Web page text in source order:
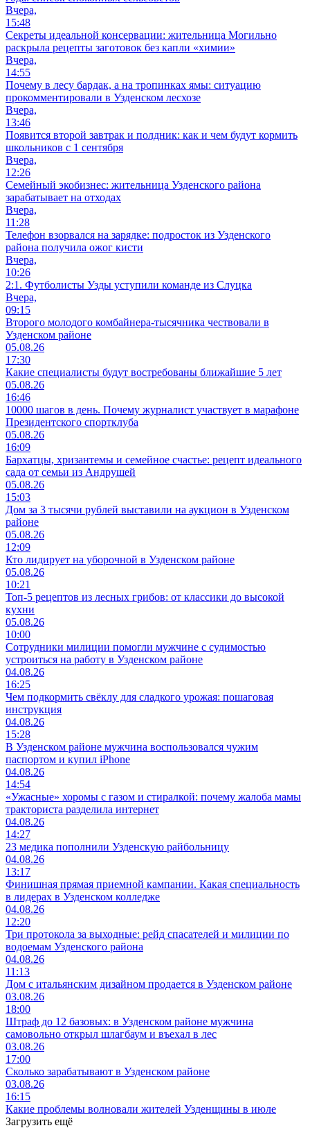
Вчера,
15:48
Секреты идеальной консервации: жительница Могильно
раскрыла рецепты заготовок без капли «химии»
Вчера,
14:55
Почему в лесу бардак, а на тропинках ямы: ситуацию
прокомментировали в Узденском лесхозе
Вчера,
13:46
Появится второй завтрак и полдник: как и чем будут кормить
школьников с 1 сентября
Вчера,
12:26
Семейный экобизнес: жительница Узденского района
зарабатывает на отходах
Вчера,
11:28
Телефон взорвался на зарядке: подросток из Узденского
района получила ожог кисти
Вчера,
10:26
2:1. Футболисты Узды уступили команде из Слуцка
Вчера,
09:15
Второго молодого комбайнера-тысячника чествовали в
Узденском районе
05.08.26
17:30
Какие специалисты будут востребованы ближайшие 5 лет
05.08.26
16:46
10000 шагов в день. Почему журналист участвует в марафоне
Президентского спортклуба
05.08.26
16:09
Бархатцы, хризантемы и семейное счастье: рецепт идеального
сада от семьи из Андрушей
05.08.26
15:03
Дом за 3 тысячи рублей выставили на аукцион в Узденском
районе
05.08.26
12:09
Кто лидирует на уборочной в Узденском районе
05.08.26
10:21
Топ-5 рецептов из лесных грибов: от классики до высокой
кухни
05.08.26
10:00
Сотрудники милиции помогли мужчине с судимостью
устроиться на работу в Узденском районе
04.08.26
16:25
Чем подкормить свёклу для сладкого урожая: пошаговая
инструкция
04.08.26
15:28
В Узденском районе мужчина воспользовался чужим
паспортом и купил iPhone
04.08.26
14:54
«Ужасные» хоромы с газом и стиралкой: почему жалоба мамы
тракториста разделила интернет
04.08.26
14:27
23 медика пополнили Узденскую райбольницу
04.08.26
13:17
Финишная прямая приемной кампании. Какая специальность
в лидерах в Узденском колледже
04.08.26
12:20
Три протокола за выходные: рейд спасателей и милиции по
водоемам Узденского района
04.08.26
11:13
Дом с итальянским дизайном продается в Узденском районе
03.08.26
18:00
Штраф до 12 базовых: в Узденском районе мужчина
самовольно открыл шлагбаум и въехал в лес
03.08.26
17:00
Сколько зарабатывают в Узденском районе
03.08.26
16:15
Какие проблемы волновали жителей Узденщины в июле
Загрузить ещё